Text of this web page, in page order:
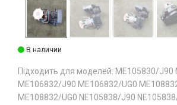
В наличии
Підходить для моделей: ME105830/J90
ME106832/J90 ME106832/UG0
ME108832/UG0 NE105838/J90